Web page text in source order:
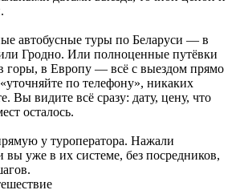
автобусные туры по Беларуси — в
Гродно. Или полноценные путёвки
горы, в Европу — всё с выездом прямо
по телефону», никаких
Вы видите всё сразу: дату, цену, что
осталось.
у туроператора. Нажали
уже в их системе, без посредников,